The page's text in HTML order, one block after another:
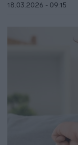
18.03.2026 - 09:15